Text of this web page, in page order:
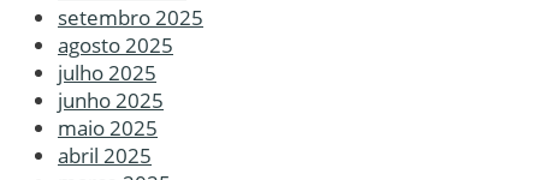
setembro 2025
agosto 2025
julho 2025
junho 2025
maio 2025
abril 2025